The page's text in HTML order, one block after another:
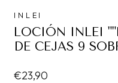
INLEI
LOCIÓN INLEI
DE CEJAS 9
Regular
€23,90